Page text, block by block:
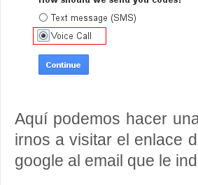
Aquí podemos hacer
irnos a visitar el enlace
google al email que le